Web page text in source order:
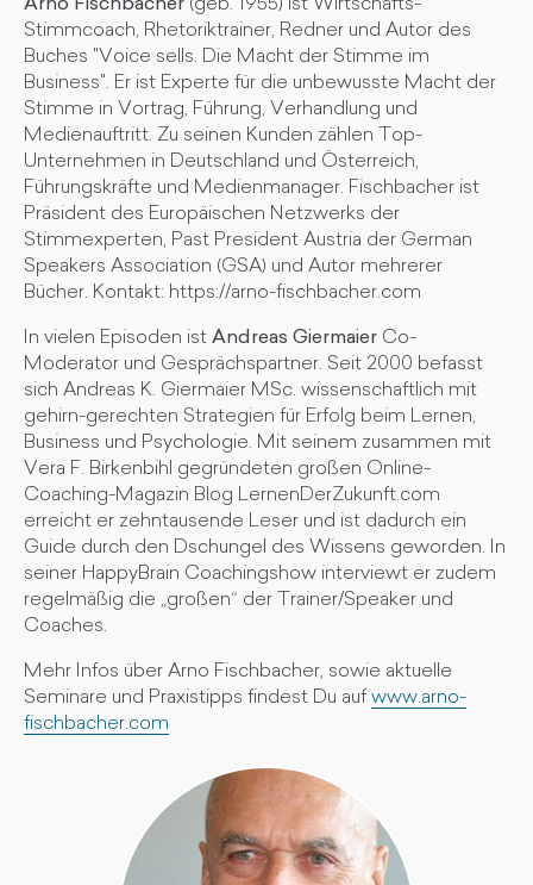
Arno Fischbacher (geb. 1955) ist Wirtschafts-
Stimmcoach, Rhetoriktrainer, Redner und Autor des
Buches "Voice sells. Die Macht der Stimme im
Business". Er ist Experte für die unbewusste Macht der
Stimme in Vortrag, Führung, Verhandlung und
Medienauftritt. Zu seinen Kunden zählen Top-
Unternehmen in Deutschland und Österreich,
Führungskräfte und Medienmanager. Fischbacher ist
Präsident des Europäischen Netzwerks der
Stimmexperten, Past President Austria der German
Speakers Association (GSA) und Autor mehrerer
Bücher. Kontakt: https://arno-fischbacher.com
In vielen Episoden ist Andreas Giermaier Co-
Moderator und Gesprächspartner. Seit 2000 befasst
sich Andreas K. Giermaier MSc. wissenschaftlich mit
gehirn-gerechten Strategien für Erfolg beim Lernen,
Business und Psychologie. Mit seinem zusammen mit
Vera F. Birkenbihl gegründeten großen Online-
Coaching-Magazin Blog LernenDerZukunft.com
erreicht er zehntausende Leser und ist dadurch ein
Guide durch den Dschungel des Wissens geworden. In
seiner HappyBrain Coachingshow interviewt er zudem
regelmäßig die „großen“ der Trainer/Speaker und
Coaches.
Mehr Infos über Arno Fischbacher, sowie aktuelle
Seminare und Praxistipps findest Du auf www.arno-
fischbacher.com